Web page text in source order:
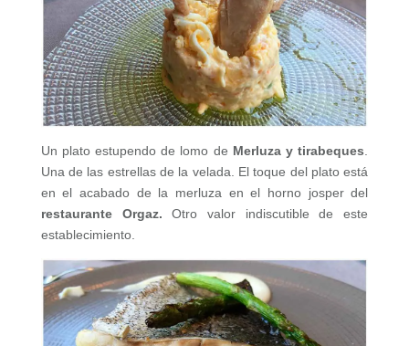
Un plato estupendo de lomo de Merluza y tirabeques
Una de las estrellas de la velada. El toque del plato está
en el acabado de la merluza en el horno josper del
restaurante Orgaz.Otro valor indiscutible de este
establecimiento.